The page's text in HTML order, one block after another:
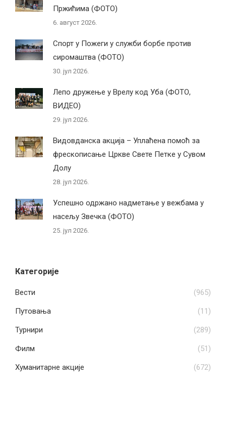
Пржићима (ФОТО)
6. август 2026.
Спорт у Пожеги у служби борбе против
сиромаштва (ФОТО)
30. јул 2026.
Лепо дружење у Врелу код Уба (ФОТО,
ВИДЕО)
29. јул 2026.
Видовданска акција – Уплаћена помоћ за
фрескописање Цркве Свете Петке у Сувом
Долу
28. јул 2026.
Успешно одржано надметање у вежбама у
насељу Звечка (ФОТО)
25. јул 2026.
Категорије
Вести (965)
Путовања (11)
Турнири (289)
Филм (51)
Хуманитарне акције (672)